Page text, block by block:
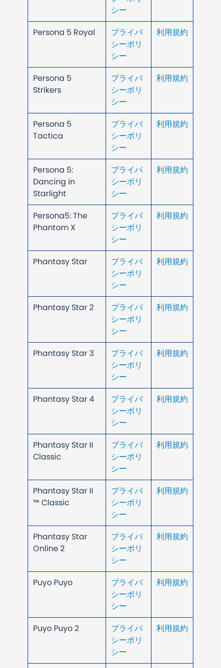
シー
Persona 5 Royal
プライバ
シーポリ
シー
利用規約
Persona 5
Strikers
プライバ
シーポリ
シー
利用規約
Persona 5
Tactica
プライバ
シーポリ
シー
利用規約
Persona 5:
Dancing in
Starlight
プライバ
シーポリ
シー
利用規約
Persona5: The
Phantom X
プライバ
シーポリ
シー
利用規約
Phantasy Star
プライバ
シーポリ
シー
利用規約
Phantasy Star 2
プライバ
シーポリ
シー
利用規約
Phantasy Star 3
プライバ
シーポリ
シー
利用規約
Phantasy Star 4
プライバ
シーポリ
シー
利用規約
Phantasy Star II
Classic
プライバ
シーポリ
シー
利用規約
Phantasy Star II
™ Classic
プライバ
シーポリ
シー
利用規約
Phantasy Star
Online 2
プライバ
シーポリ
シー
利用規約
Puyo Puyo
プライバ
シーポリ
シー
利用規約
Puyo Puyo 2
プライバ
シーポリ
シー
利用規約